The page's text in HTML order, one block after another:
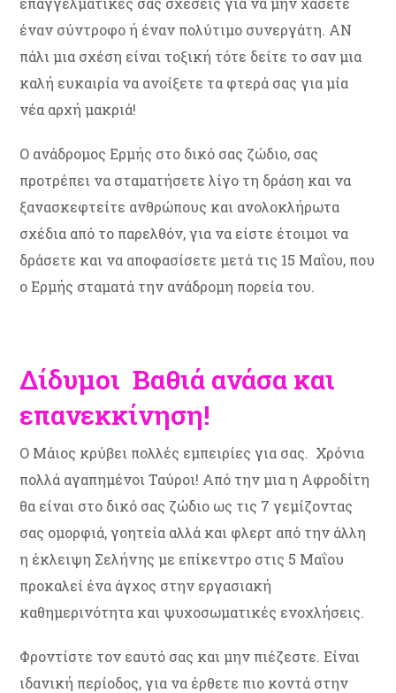
έναν σύντροφο ή έναν πολύτιμο συνεργάτη. ΑΝ
πάλι μια σχέση είναι τοξική τότε δείτε το σαν μια
καλή ευκαιρία να ανοίξετε τα φτερά σας για μία
νέα αρχή μακριά!
Ο ανάδρομος Ερμής στο δικό σας ζώδιο, σας
προτρέπει να σταματήσετε λίγο τη δράση και να
ξανασκεφτείτε ανθρώπους και ανολοκλήρωτα
σχέδια από το παρελθόν, για να είστε έτοιμοι να
δράσετε και να αποφασίσετε μετά τις 15 Μαΐου, που
ο Ερμής σταματά την ανάδρομη πορεία του.
Δίδυμοι Βαθιά ανάσα και
επανεκκίνηση!
Ο Μάιος κρύβει πολλές εμπειρίες για σας. Χρόνια
πολλά αγαπημένοι Ταύροι! Από την μια η Αφροδίτη
θα είναι στο δικό σας ζώδιο ως τις 7 γεμίζοντας
σας ομορφιά, γοητεία αλλά και φλερτ από την άλλη
η έκλειψη Σελήνης με επίκεντρο στις 5 Μαΐου
προκαλεί ένα άγχος στην εργασιακή
καθημερινότητα και ψυχοσωματικές ενοχλήσεις.
Φροντίστε τον εαυτό σας και μην πιέζεστε. Είναι
ιδανική περίοδος, για να έρθετε πιο κοντά στην